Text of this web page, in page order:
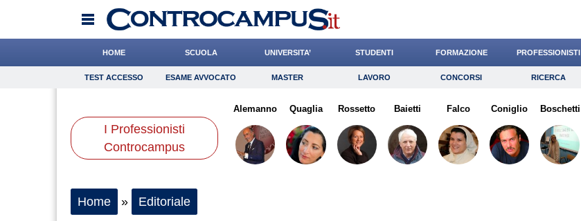
HOME SCUOLA UNIVERSITA’ STUDENTI FORMAZIONE PROFESSIONISTI
TEST ACCESSO Esame Avvocato Master Lavoro Concorsi Ricerca
Consigli Risparmio Diritto Economia
Scienze
TEST ACCESSO ESAME AVVOCATO MASTER LAVORO CONCORSI RICERCA
I Professionisti
Controcampus
Alemanno Quaglia Rossetto Baietti Falco Coniglio Boschetti
Home » Editoriale